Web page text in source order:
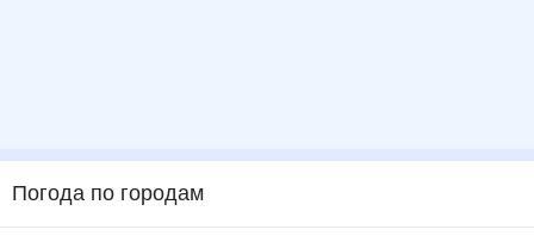
Погода по городам